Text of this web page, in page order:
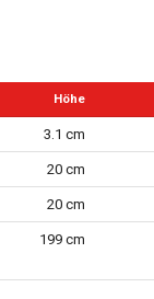
Höhe
3.1 cm
20 cm
20 cm
199 cm